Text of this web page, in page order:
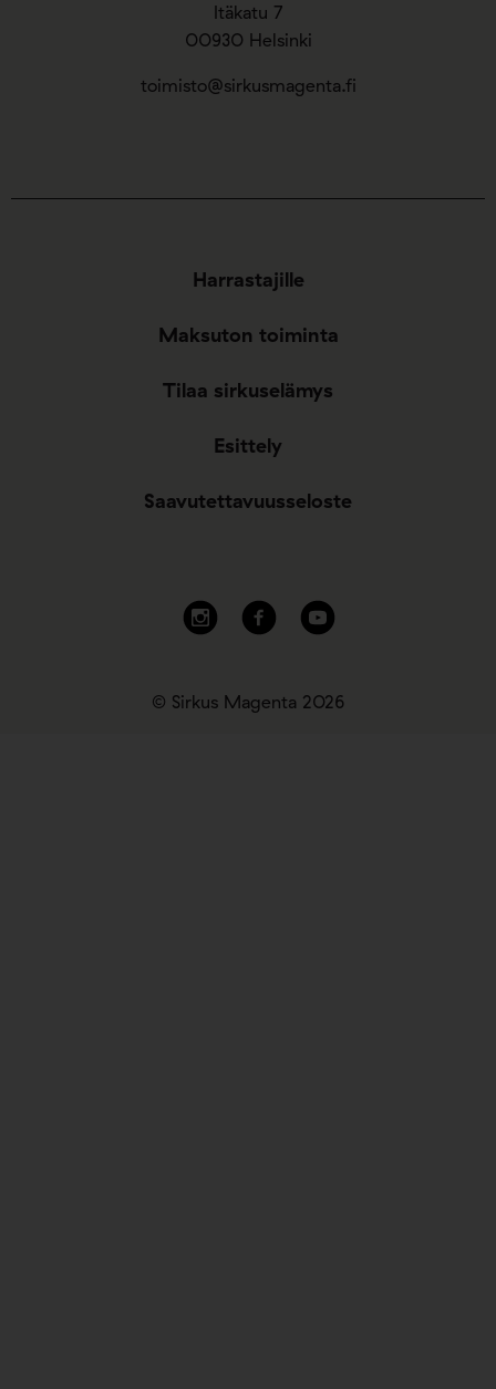
Itäkatu 7
00930 Helsinki
toimisto@sirkusmagenta.fi
Harrastajille
Maksuton toiminta
Tilaa sirkuselämys
Esittely
Saavutettavuusseloste
© Sirkus Magenta 2026